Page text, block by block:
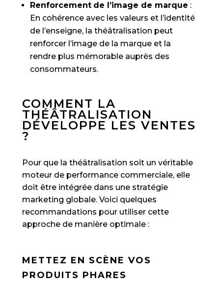
Renforcement de l’image de marque :
En cohérence avec les valeurs et l’identité
de l’enseigne, la théâtralisation peut
renforcer l’image de la marque et la
rendre plus mémorable auprès des
consommateurs.
COMMENT LA
THÉÂTRALISATION
DÉVELOPPE LES VENTES
?
Pour que la théâtralisation soit un véritable
moteur de performance commerciale, elle
doit être intégrée dans une stratégie
marketing globale. Voici quelques
recommandations pour utiliser cette
approche de manière optimale :
METTEZ EN SCÈNE VOS
PRODUITS PHARES